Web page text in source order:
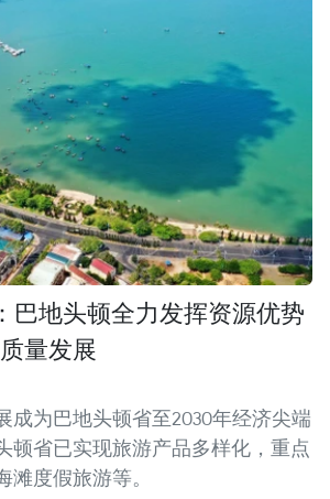
巴地头顿全力发挥资源优势
量发展
成为巴地头顿省至2030年经济尖端
顿省已实现旅游产品多样化，重点
度假旅游等。